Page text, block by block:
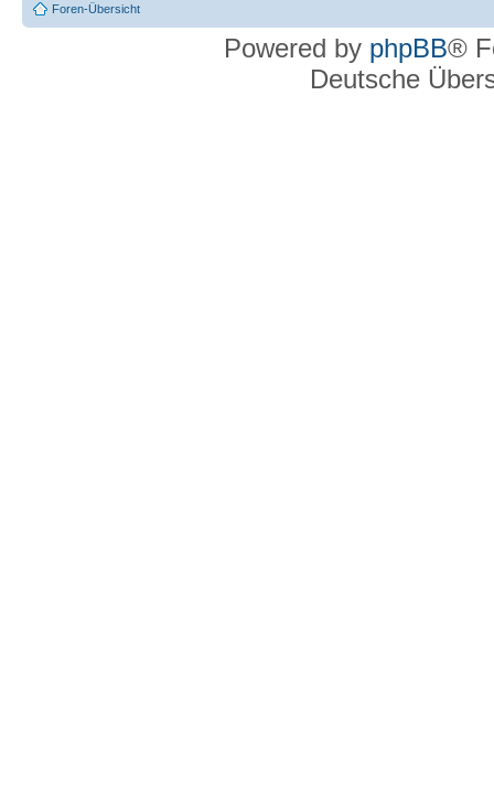
Foren-Übersicht
Powered by phpBB®
Deutsche